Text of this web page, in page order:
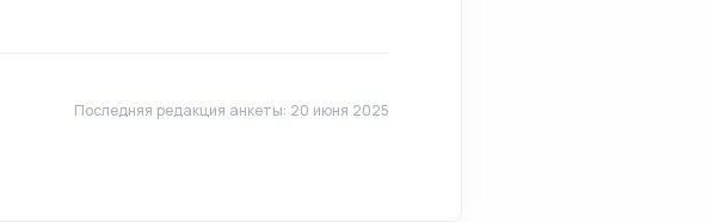
Последняя редакция анкеты: 20 июня 2025